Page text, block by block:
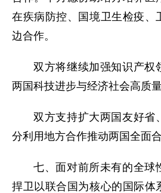
在疾病防控、国境卫生检疫、
边合作。
双方将继续加强知识产权
两国科技进步与经济社会高质量
双方支持扩大两国友好省
分利用地方合作推动两国全面合
七、面对前所未有的全球
捍卫以联合国为核心的国际体